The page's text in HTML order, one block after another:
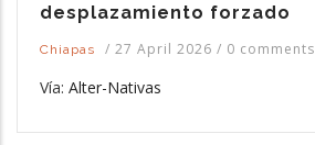
desplazamiento forzado
Chiapas / 27 April 2026 / 0 comments
Vía: Alter-Nativas